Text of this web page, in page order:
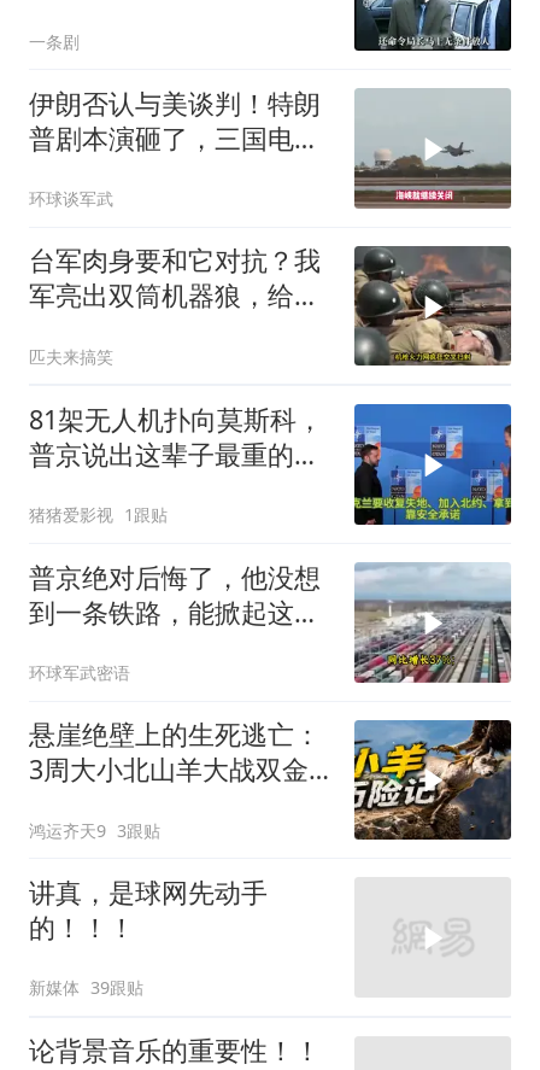
一条剧
伊朗否认与美谈判！特朗
普剧本演砸了，三国电话
环球谈军武
台军肉身要和它对抗？我
军亮出双筒机器狼，给登
匹夫来搞笑
81架无人机扑向莫斯科，
普京说出这辈子最重的一
猪猪爱影视 1跟贴
普京绝对后悔了，他没想
到一条铁路，能掀起这么
改写
环球军武密语
悬崖绝壁上的生死逃亡：
3周大小北山羊大战双金
鸿运齐天9 3跟贴
讲真，是球网先动手
的！！！
新媒体 39跟贴
论背景音乐的重要性！！